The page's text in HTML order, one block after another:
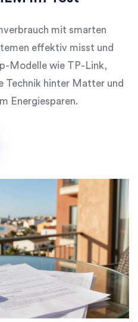
mit smarten
effektiv misst und
Modelle wie TP-Link,
Technik hinter Matter und
Energiesparen.